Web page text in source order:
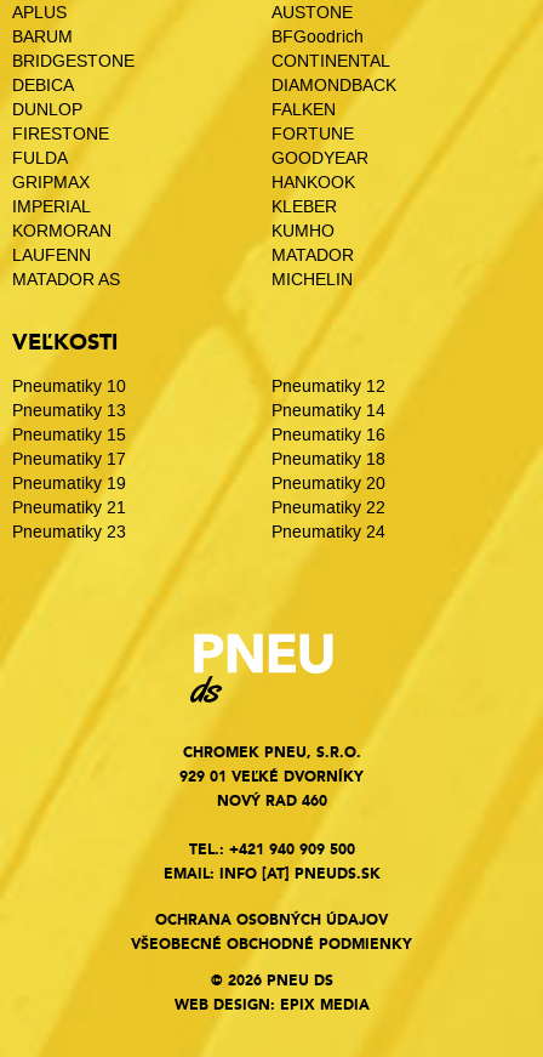
APLUS
AUSTONE
BARUM
BFGoodrich
BRIDGESTONE
CONTINENTAL
DEBICA
DIAMONDBACK
DUNLOP
FALKEN
FIRESTONE
FORTUNE
FULDA
GOODYEAR
GRIPMAX
HANKOOK
IMPERIAL
KLEBER
KORMORAN
KUMHO
LAUFENN
MATADOR
MATADOR AS
MICHELIN
VEĽKOSTI
Pneumatiky 10
Pneumatiky 12
Pneumatiky 13
Pneumatiky 14
Pneumatiky 15
Pneumatiky 16
Pneumatiky 17
Pneumatiky 18
Pneumatiky 19
Pneumatiky 20
Pneumatiky 21
Pneumatiky 22
Pneumatiky 23
Pneumatiky 24
CHROMEK PNEU, S.R.O.
929 01 VEĽKÉ DVORNÍKY
NOVÝ RAD 460
TEL.: +421 940 909 500
EMAIL: INFO[AT] PNEUDS.SK
OCHRANA OSOBNÝCH ÚDAJOV
VŠEOBECNÉ OBCHODNÉ PODMIENKY
© 2026 PNEU DS
WEB DESIGN: EPIX MEDIA